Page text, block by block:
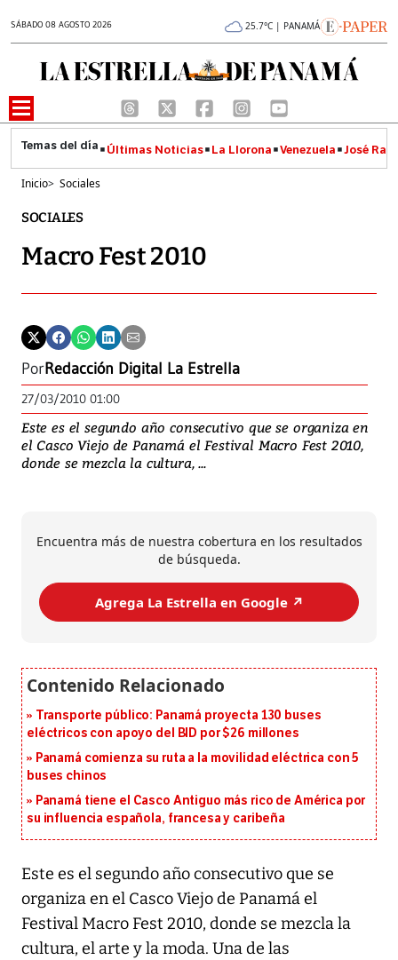
SÁBADO 08 AGOSTO 2026 25.7°C | PANAMÁ
Últimas Noticias La Llorona Venezuela José
Inicio> Sociales
SOCIALES
Macro Fest 2010
PorRedacción Digital La Estrella
27/03/2010 01:00
Este es el segundo año consecutivo que se organiza en
el Casco Viejo de Panamá el Festival Macro Fest 2010,
donde se mezcla la cultura, ...
Encuentra más de nuestra cobertura en los resultados
de búsqueda.
Agrega La Estrella en Google ↗️
Transporte público: Panamá proyecta 130 buses
eléctricos con apoyo del BID por $26 millones
Panamá comienza su ruta a la movilidad eléctrica con 5
buses chinos
Panamá tiene el Casco Antiguo más rico de América por
su influencia española, francesa y caribeña
Este es el segundo año consecutivo que se
organiza en el Casco Viejo de Panamá el
Festival Macro Fest 2010, donde se mezcla la
cultura, el arte y la moda. Una de las